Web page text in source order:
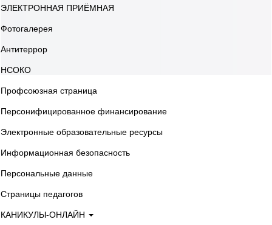
ЭЛЕКТРОННАЯ ПРИЁМНАЯ
Фотогалерея
Антитеррор
НСОКО
Профсоюзная страница
Персонифицированное финансирование
Электронные образовательные ресурсы
Информационная безопасность
Персональные данные
Страницы педагогов
КАНИКУЛЫ-ОНЛАЙН